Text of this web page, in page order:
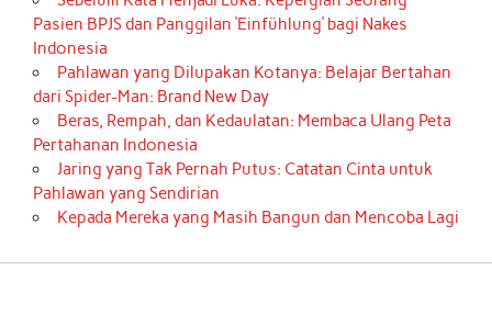
Pasien BPJS dan Panggilan ‘Einfühlung’ bagi Nakes
Indonesia
Pahlawan yang Dilupakan Kotanya: Belajar Bertahan
dari Spider-Man: Brand New Day
Beras, Rempah, dan Kedaulatan: Membaca Ulang Peta
Pertahanan Indonesia
Jaring yang Tak Pernah Putus: Catatan Cinta untuk
Pahlawan yang Sendirian
Kepada Mereka yang Masih Bangun dan Mencoba Lagi